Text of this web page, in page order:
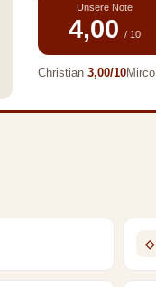
Unsere Note
4,00 / 10
Christian 3,00/10Mirco
◇